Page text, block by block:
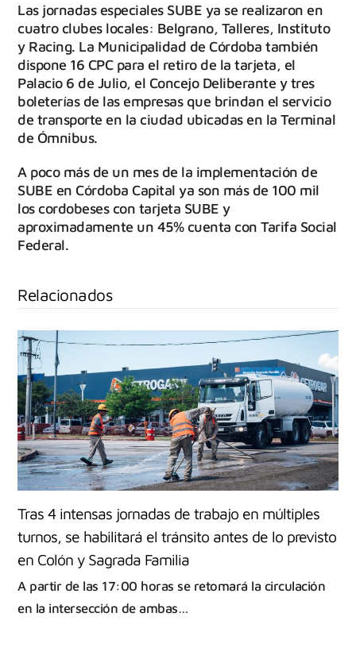
Las jornadas especiales SUBE ya se realizaron en
cuatro clubes locales: Belgrano, Talleres, Instituto
y Racing. La Municipalidad de Córdoba también
dispone 16 CPC para el retiro de la tarjeta, el
Palacio 6 de Julio, el Concejo Deliberante y tres
boleterías de las empresas que brindan el servicio
de transporte en la ciudad ubicadas en la Terminal
de Ómnibus.
A poco más de un mes de la implementación de
SUBE en Córdoba Capital ya son más de 100 mil
los cordobeses con tarjeta SUBE y
aproximadamente un 45% cuenta con Tarifa Social
Federal.
Relacionados
Tras 4 intensas jornadas de trabajo en múltiples
turnos, se habilitará el tránsito antes de lo previsto
en Colón y Sagrada Familia
A partir de las 17:00 horas se retomará la circulación
en la intersección de ambas…